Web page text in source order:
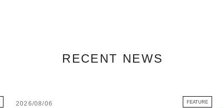
RECENT NEWS
2026/08/06 FEATURE